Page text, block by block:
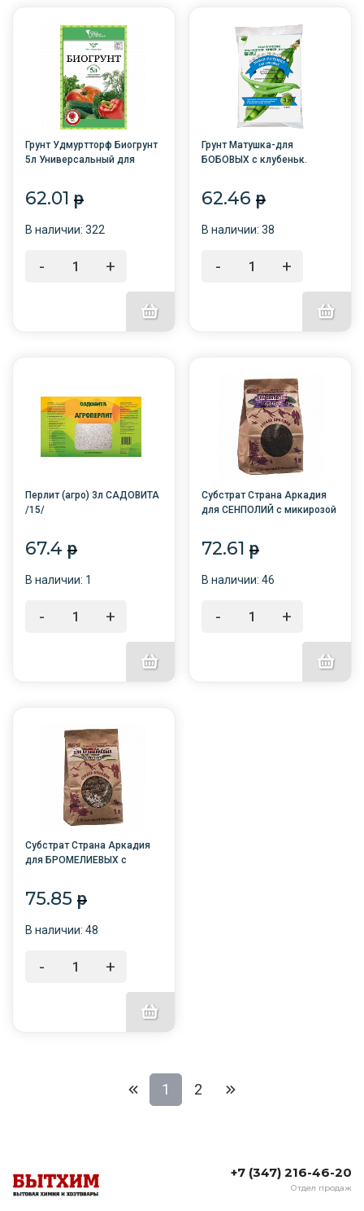
Грунт Удмуртторф Биогрунт
5л Универсальный для
62.01 p
В наличии: 322
- +
Грунт Матушка-для
БОБОВЫХ с клубеньк.
гороха,фасоли,бобов,нута,сои)
/4/Башинком
62.46p
В наличии: 38
- +
Перлит (агро) 3л САДОВИТА
/15/
67.4 p
В наличии: 1
- +
Субстрат Страна Аркадия
для СЕНПОЛИЙ с микирозой
72.61p
В наличии: 46
- +
Субстрат Страна Аркадия
для БРОМЕЛИЕВЫХ с
Башинком
75.85 p
В наличии: 48
- +
1 2
+7 (347) 216-46-20
Отдел продаж